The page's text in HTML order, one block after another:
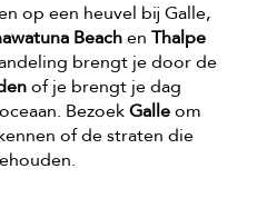
op een heuvel bij Galle,
Beachen Thalpe
brengt je door de
of je brengt je dag
BezoekGalleom
of de straten die